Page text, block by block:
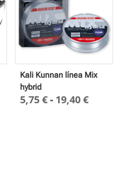
Kali Kunnan línea Mix
hybrid
5,75€- 19,40€Rango